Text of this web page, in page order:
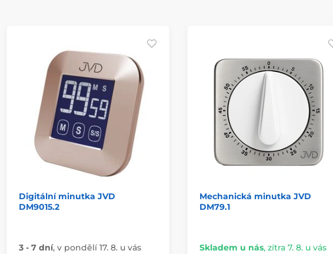
Digitální minutka JVD
DM9015.2
3 - 7 dní, v pondělí 17. 8. u vás
Mechanická minutka JVD
DM79.1
Skladem u nás, zítra 7. 8. u vás